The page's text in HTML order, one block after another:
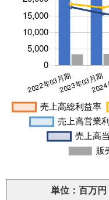
単位：百万円